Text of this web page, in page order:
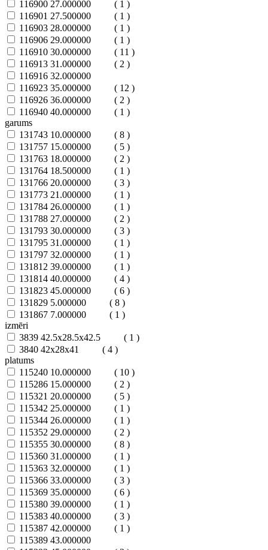
116900 27.000000
( 1 )
116901 27.500000
( 1 )
116903 28.000000
( 1 )
116906 29.000000
( 1 )
116910 30.000000
( 11 )
116913 31.000000
( 2 )
116916 32.000000
116923 35.000000
( 12 )
116926 36.000000
( 2 )
116940 40.000000
( 1 )
garums
131743 10.000000
( 8 )
131757 15.000000
( 5 )
131763 18.000000
( 2 )
131764 18.500000
( 1 )
131766 20.000000
( 3 )
131773 21.000000
( 1 )
131784 26.000000
( 1 )
131788 27.000000
( 2 )
131793 30.000000
( 3 )
131795 31.000000
( 1 )
131797 32.000000
( 1 )
131812 39.000000
( 1 )
131814 40.000000
( 4 )
131823 45.000000
( 6 )
131829 5.000000
( 8 )
131867 7.000000
( 1 )
izmēri
3839 42.5x28.5x42.5
( 1 )
3840 42x28x41
( 4 )
platums
115240 10.000000
( 10 )
115286 15.000000
( 2 )
115321 20.000000
( 5 )
115342 25.000000
( 1 )
115344 26.000000
( 1 )
115352 29.000000
( 2 )
115355 30.000000
( 8 )
115360 31.000000
( 1 )
115363 32.000000
( 1 )
115366 33.000000
( 3 )
115369 35.000000
( 6 )
115380 39.000000
( 1 )
115383 40.000000
( 3 )
115387 42.000000
( 1 )
115389 43.000000